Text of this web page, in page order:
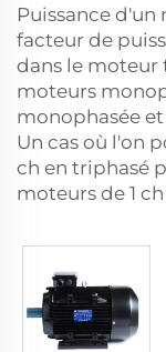
Puissance d'un
facteur de
dans le moteur
moteurs
monophasée
Un cas où l'on
ch en triphasé
moteurs de 1